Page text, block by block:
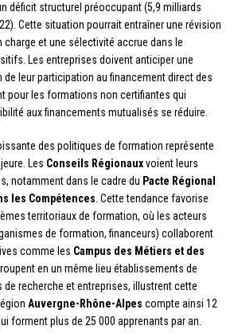
déficit structurel préoccupant (5,9 milliards
Cette situation pourrait entraîner une révision
charge et une sélectivité accrue dans le
Les entreprises doivent anticiper une
leur participation au financement direct des
pour les formations non certifiantes qui
aux financements mutualisés se réduire.
des politiques de formation représente
Les Conseils Régionauxvoient leurs
notamment dans le cadre du Pacte Régional
les Compétences. Cette tendance favorise
territoriaux de formation, où les acteurs
de formation, financeurs) collaborent
comme les Campus des Métiers et des
en un même lieu établissements de
recherche et entreprises, illustrent cette
Auvergne-Rhône-Alpes compte ainsi 12
forment plus de 25 000 apprenants par an.